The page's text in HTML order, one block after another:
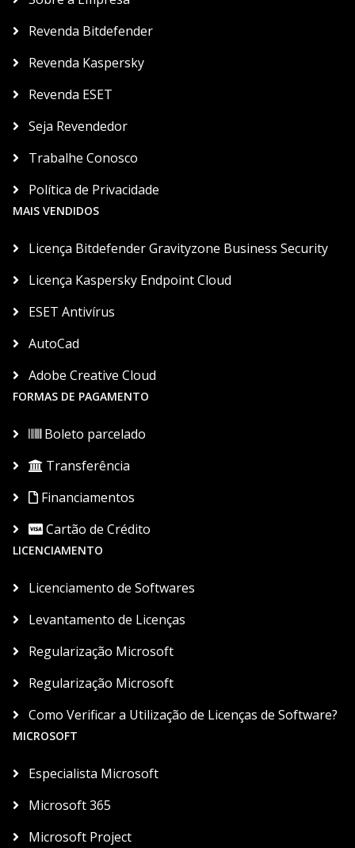
Revenda Bitdefender
Revenda Kaspersky
Revenda ESET
Seja Revendedor
Trabalhe Conosco
Política de Privacidade
MAIS VENDIDOS
Licença Bitdefender Gravityzone Business Security
Licença Kaspersky Endpoint Cloud
ESET Antivírus
AutoCad
Adobe Creative Cloud
FORMAS DE PAGAMENTO
Boleto parcelado
Transferência
Financiamentos
Cartão de Crédito
LICENCIAMENTO
Licenciamento de Softwares
Levantamento de Licenças
Regularização Microsoft
Regularização Microsoft
Como Verificar a Utilização de Licenças de Software?
MICROSOFT
Especialista Microsoft
Microsoft 365
Microsoft Project